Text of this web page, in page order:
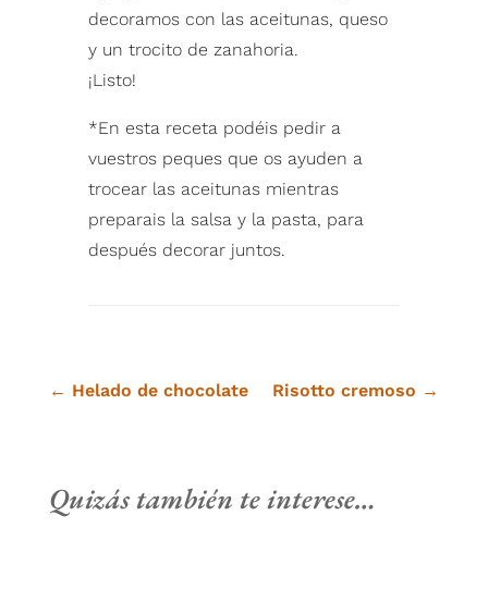
decoramos con las aceitunas, queso
y un trocito de zanahoria. ⁠
¡Listo!⁠
*En esta receta podéis pedir a
vuestros peques que os ayuden a
trocear las aceitunas mientras
preparais la salsa y la pasta, para
después decorar juntos. ⁠
← Helado de chocolate Risotto cremoso →
Quizás también te interese…